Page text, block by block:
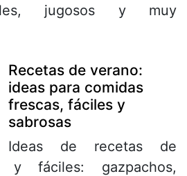
jugosos y muy
Recetas de verano:
ideas para comidas
frescas, fáciles y
sabrosas
Ideas de recetas de
y fáciles: gazpachos,